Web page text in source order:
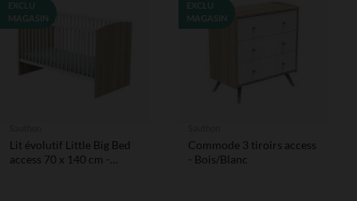
EXCLU
MAGASIN
Lit évolutif Little Big Bed
access 70 x 140 cm -
EXCLU
MAGASIN
Commode 3 tiroirs access
- Bois/Blanc